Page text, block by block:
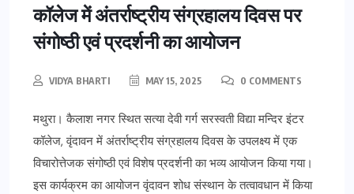
कॉलेज में अंतर्राष्ट्रीय संग्रहालय दिवस पर
संगोष्ठी एवं प्रदर्शनी का आयोजन
VIDYA BHARTI MAY 15, 2025 0 COMMENTS
मथुरा। कैलाश नगर स्थित सत्या देवी गर्ग सरस्वती विद्या मन्दिर इंटर
कॉलेज, वृंदावन में अंतर्राष्ट्रीय संग्रहालय दिवस के उपलक्ष्य में एक
विचारोत्तेजक संगोष्ठी एवं विशेष प्रदर्शनी का भव्य आयोजन किया गया।
इस कार्यक्रम का आयोजन वृंदावन शोध संस्थान के तत्वावधान में किया